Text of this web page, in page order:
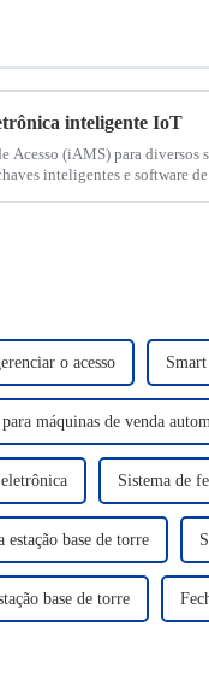
inteligente IoT
Acesso (iAMS) para diversos
inteligentes e software de
o acesso
máquinas de venda
Sistema de
estação base de torre
base de torre